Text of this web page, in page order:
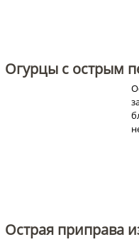
Огурцы с острым
Острая приправа